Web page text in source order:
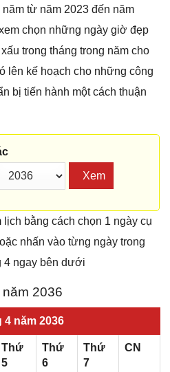
từ năm 2023 đến năm
chọn những ngày giờ đẹp
trong tháng trong năm cho
lên kế hoạch cho những công
bị tiến hành một cách thuận
Xem
lịch bằng cách chọn 1 ngày cụ
nhấn vào từng ngày trong
4 ngay bên dưới
2036
4 năm 2036
Thứ
5
Thứ
6
Thứ
7
CN